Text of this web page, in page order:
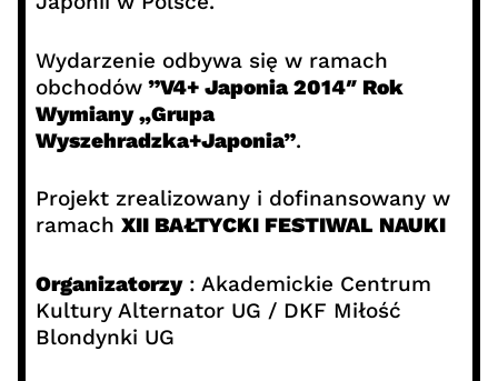
Wydarzenie odbywa się w ramach
obchodów”V4+ Japonia 2014″ Rok
Wymiany „Grupa
Wyszehradzka+Japonia”.
Projekt zrealizowany i dofinansowany w
ramach XII BAŁTYCKI FESTIWAL NAUKI
Organizatorzy: Akademickie Centrum
Kultury Alternator UG / DKF Miłość
Blondynki UG